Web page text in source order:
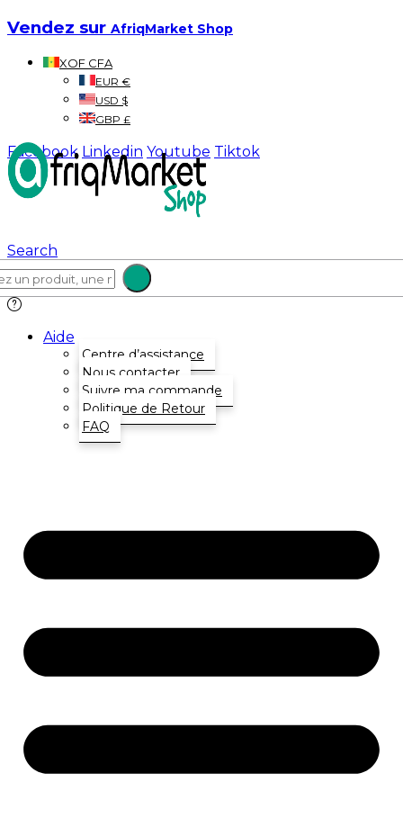
Vendez sur AfriqMarket Shop
XOF CFA
EUR €
USD $
GBP £
Facebook Linkedin Youtube Tiktok
Search
Aide
Centre d’assistance
Nous contacter
Suivre ma commande
Politique de Retour
FAQ